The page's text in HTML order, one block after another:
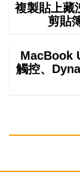
複製貼上藏
剪貼
MacBook
觸控、